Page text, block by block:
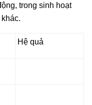
trong sinh hoạt
Hệ quả